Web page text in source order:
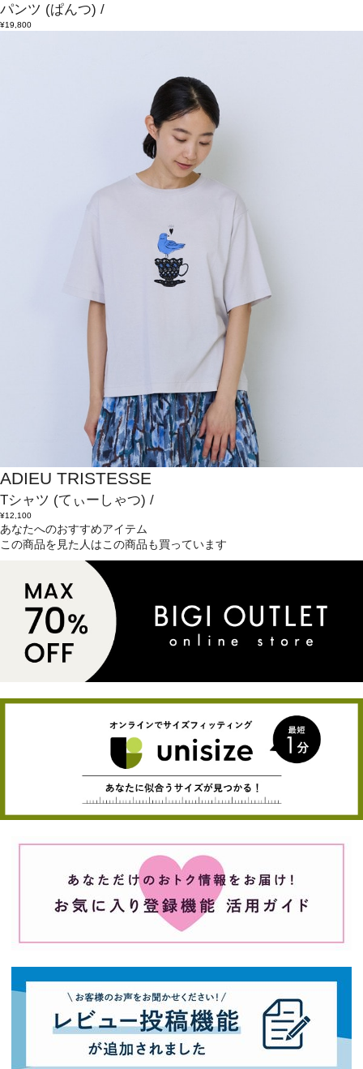
パンツ (ぱんつ) /
¥19,800
ADIEU TRISTESSE
Tシャツ (てぃーしゃつ) /
¥12,100
あなたへのおすすめアイテム
この商品を見た人はこの商品も買っています